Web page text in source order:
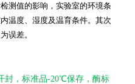
测值的影响，实验室的环境条
温度、湿度及温育条件。其次
误差。
封，标准品-20℃保存，酶标